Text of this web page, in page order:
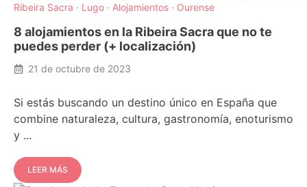
Ribeira Sacra · Lugo · Alojamientos · Ourense
8 alojamientos en la Ribeira Sacra que no te
puedes perder (+ localización)
21 de octubre de 2023
Si estás buscando un destino único en España que
combine naturaleza, cultura, gastronomía, enoturismo
y ...
LEER MÁS